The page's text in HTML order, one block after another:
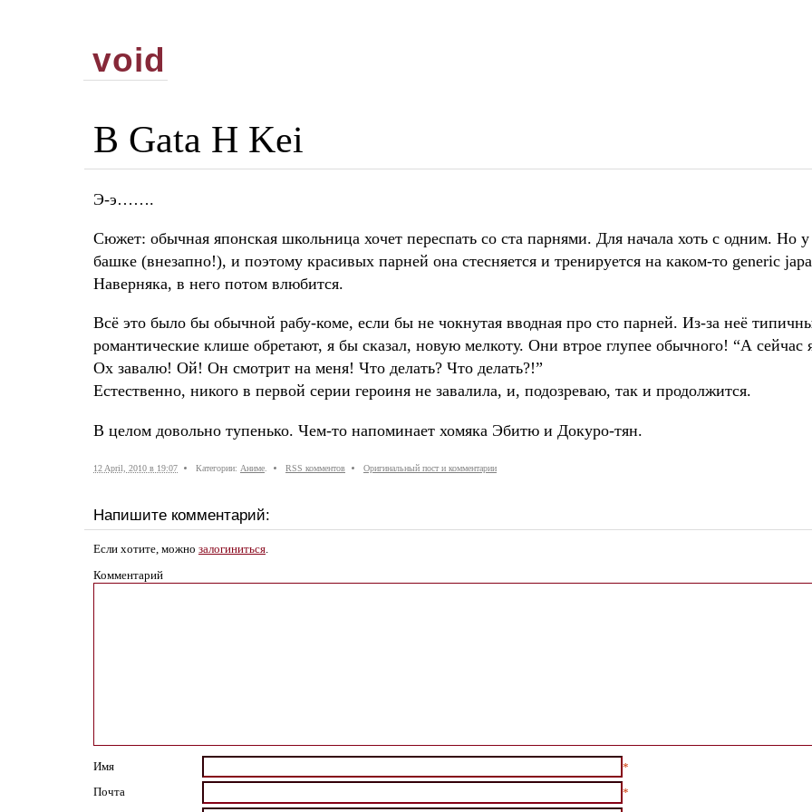
void
B Gata H Kei
Э-э…….
Сюжет: обычная японская школьница хочет переспать со ста парнями. Для начала хоть с одним. Но у
башке (внезапно!), и поэтому красивых парней она стесняется и тренируется на каком-то generic
Наверняка, в него потом влюбится.
Всё это было бы обычной рабу-коме, если бы не чокнутая вводная про сто парней. Из-за неё
романтические клише обретают, я бы сказал, новую мелкоту. Они втрое глупее обычного! “А сейчас
Ох завалю! Ой! Он смотрит на меня! Что делать? Что делать?!”
Естественно, никого в первой серии героиня не завалила, и, подозреваю, так и продолжится.
В целом довольно тупенько. Чем-то напоминает хомяка Эбитю и Докуро-тян.
12 April, 2010 в 19:07 Категории: Аниме RSS комментов Оригинальный пост и комментарии
Напишите комментарий:
Если хотите, можно залогиниться
Комментарий
Имя
*
Почта
*